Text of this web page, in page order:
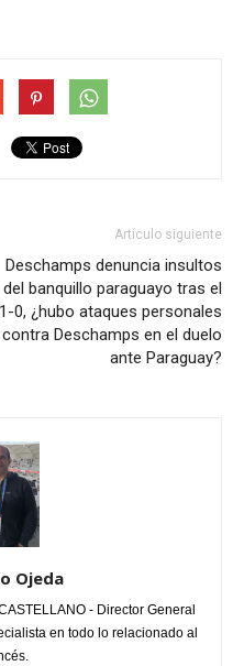
Artículo siguiente
Deschamps denuncia insultos
del banquillo paraguayo tras el
1-0, ¿hubo ataques personales
contra Deschamps en el duelo
ante Paraguay?
Ojeda
- Director General
en todo lo relacionado al